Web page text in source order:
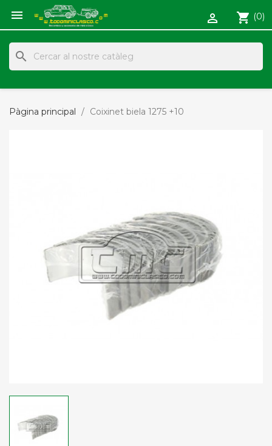
 shopping_cart (0)

search
Pàgina principal Coixinet biela 1275 +10